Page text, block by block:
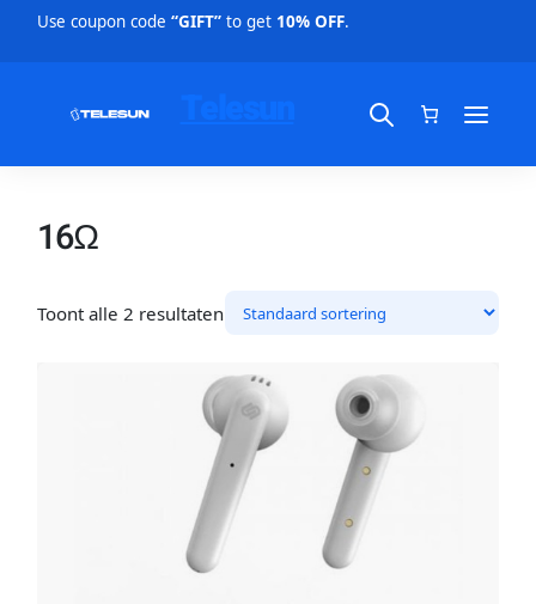
Use coupon code “GIFT”to get 10% OFF.
16Ω
Toont alle 2 resultaten